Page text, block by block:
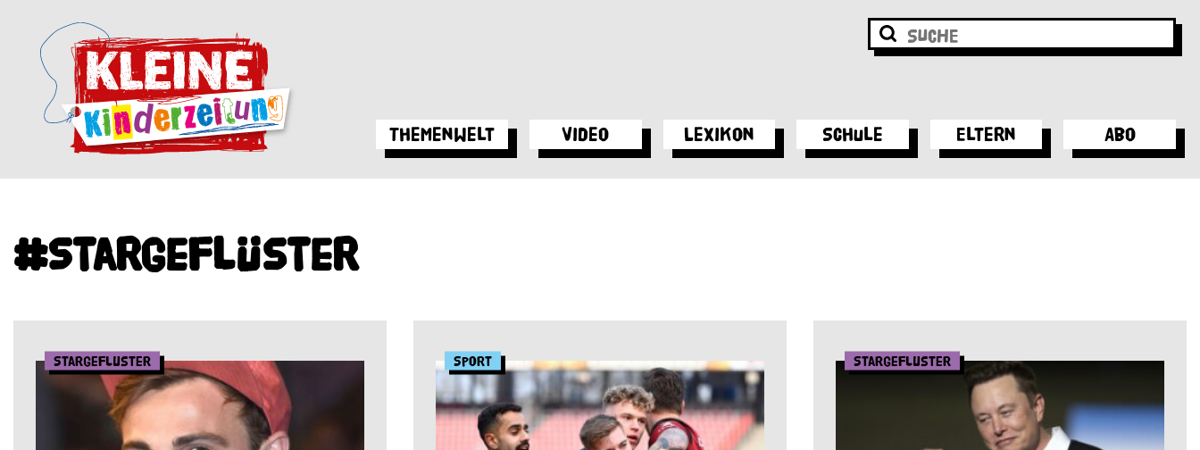
Themenwelt Video Lexikon Schule Eltern Abo
#Stargeflüster
Stargeflüster Sport Stargeflüster